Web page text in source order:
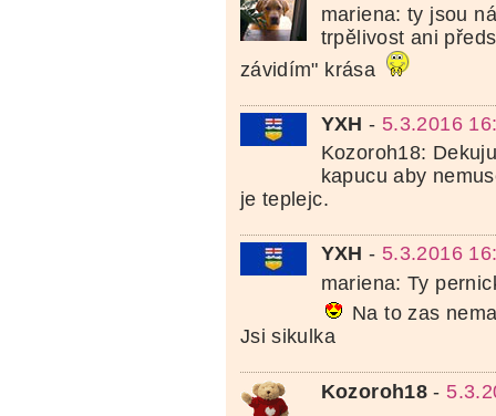
mariena: ty jsou
trpělivost ani
závidím" krása
YXH - 5.3.2016
Kozoroh18:
kapucu aby
je teplejc.
YXH - 5.3.2016
mariena: Ty
Na to zas
Jsi sikulka
Kozoroh18 -